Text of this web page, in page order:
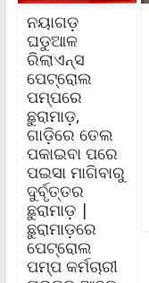
ନୟାଗଡ଼
ଘଡୁଆଳ
ରିଲାଏନ୍ସ
ପେଟ୍ରୋଲ
ପମ୍ପରେ
ଛୁରାମାଡ଼,
ଗାଡ଼ିରେ ତେଲ
ପକାଇବା ପରେ
ପଇସା ମାଗିବାରୁ
ଦୁର୍ବୃତ୍ତର
ଛୁରାମାଡ଼ |
ଛୁରାମାଡ଼ରେ
ପେଟ୍ରୋଲ
ପମ୍ପ କର୍ମଚାରୀ